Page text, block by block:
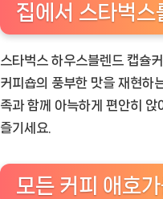
집에서 스타벅스
스타벅스 하우스블렌드 캡슐
커피숍의 풍부한 맛을 재현하
족과 함께 아늑하게 편안히
즐기세요.
모든 커피 애호